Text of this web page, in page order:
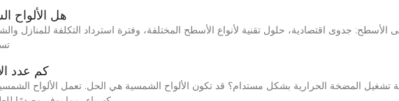
هل الألواح
الأسطح: جدوى اقتصادية، حلول تقنية لأنواع الأسطح المختلفة، وفترة استرداد التكلفة للمنازل
كم عدد